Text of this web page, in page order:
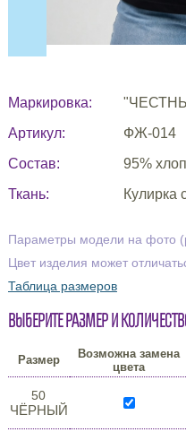
Маркировка:
Артикул:
ФЖ-014
Состав:
95%
Ткань:
Кулирка
Параметры модели на фото
Цвет изделия может
Таблица размеров
Выберите размер и
Размер
Возможна замена
цвета
50
ЧЁРНЫЙ